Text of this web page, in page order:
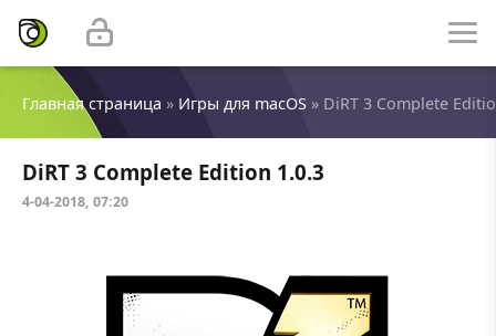
Главная страница » Игры для macOS » DiRT 3 Complete
DiRT 3 Complete Edition 1.0.3
4-04-2018, 07:20